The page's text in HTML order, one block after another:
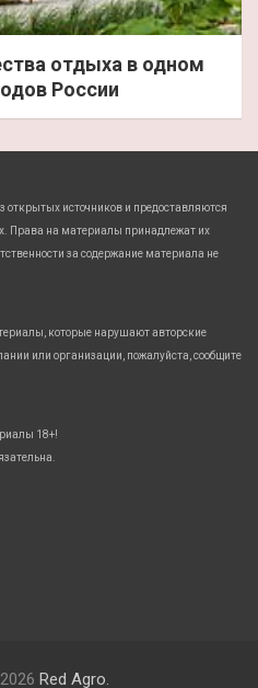
отдыха в одном
России
источников и предоставляются
Права на материалы принадлежат их
за содержание материала не
которые нарушают авторские
или организации, пожалуйста, сообщите
18+!
Red Agro.